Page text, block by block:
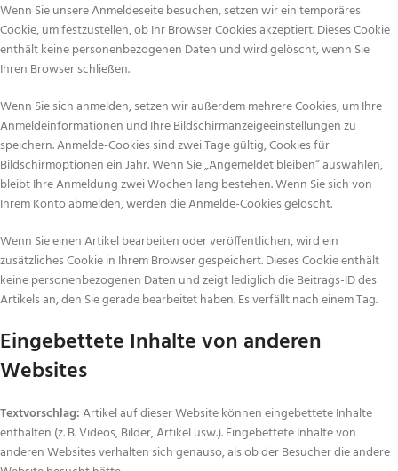
Wenn Sie unsere Anmeldeseite besuchen, setzen wir ein temporäres
Cookie, um festzustellen, ob Ihr Browser Cookies akzeptiert. Dieses Cookie
enthält keine personenbezogenen Daten und wird gelöscht, wenn Sie
Ihren Browser schließen.
Wenn Sie sich anmelden, setzen wir außerdem mehrere Cookies, um Ihre
Anmeldeinformationen und Ihre Bildschirmanzeigeeinstellungen zu
speichern. Anmelde-Cookies sind zwei Tage gültig, Cookies für
Bildschirmoptionen ein Jahr. Wenn Sie „Angemeldet bleiben“ auswählen,
bleibt Ihre Anmeldung zwei Wochen lang bestehen. Wenn Sie sich von
Ihrem Konto abmelden, werden die Anmelde-Cookies gelöscht.
Wenn Sie einen Artikel bearbeiten oder veröffentlichen, wird ein
zusätzliches Cookie in Ihrem Browser gespeichert. Dieses Cookie enthält
keine personenbezogenen Daten und zeigt lediglich die Beitrags-ID des
Artikels an, den Sie gerade bearbeitet haben. Es verfällt nach einem Tag.
Eingebettete Inhalte von anderen
Websites
Textvorschlag:Artikel auf dieser Website können eingebettete Inhalte
enthalten (z. B. Videos, Bilder, Artikel usw.). Eingebettete Inhalte von
anderen Websites verhalten sich genauso, als ob der Besucher die andere